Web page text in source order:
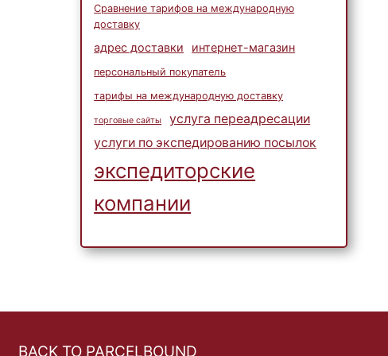
Сравнение тарифов на международную
доставку
адрес доставки интернет-магазин
персональный покупатель
тарифы на международную доставку
торговые сайты
услуга переадресации
услуги по экспедированию посылок
экспедиторские
компании
BACK TO PARCELBOUND